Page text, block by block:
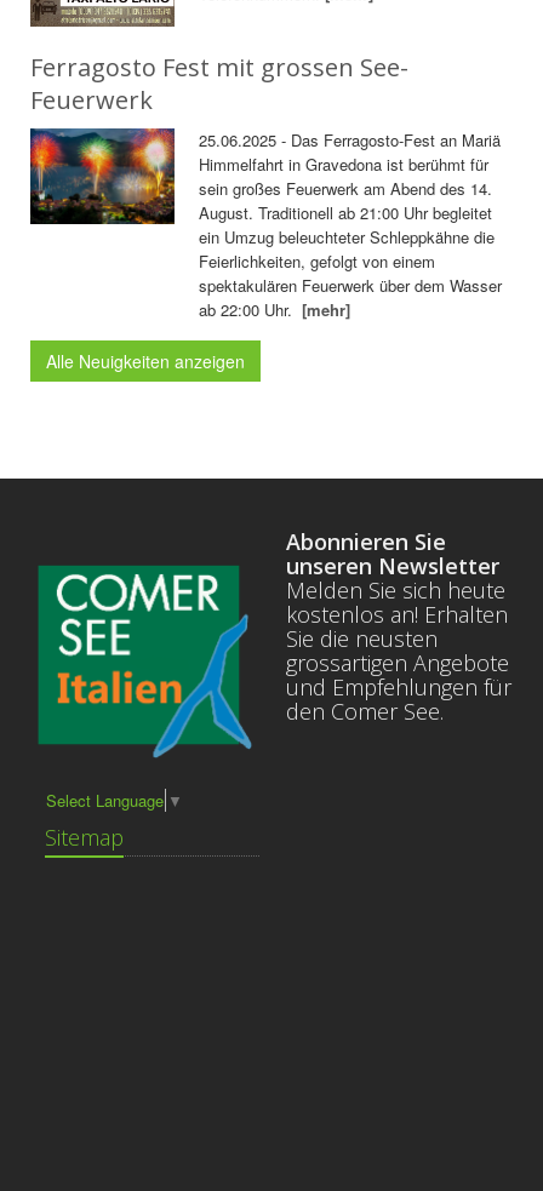
Ferragosto Fest mit grossen See-
Feuerwerk
25.06.2025 - Das Ferragosto-Fest an Mariä
Himmelfahrt in Gravedona ist berühmt für
sein großes Feuerwerk am Abend des 14.
August. Traditionell ab 21:00 Uhr begleitet
ein Umzug beleuchteter Schleppkähne die
Feierlichkeiten, gefolgt von einem
spektakulären Feuerwerk über dem Wasser
ab 22:00 Uhr.[mehr]
Alle Neuigkeiten anzeigen
Select Language ▼
Sitemap
Abonnieren Sie
unseren Newsletter
Melden Sie sich heute
kostenlos an! Erhalten
Sie die neusten
grossartigen Angebote
und Empfehlungen für
den Comer See.